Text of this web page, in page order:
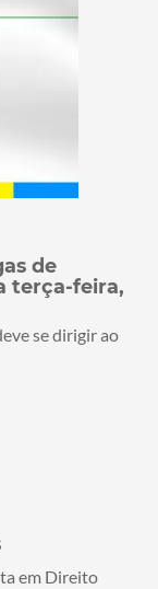
de
terça-feira,
se dirigir ao
em Direito